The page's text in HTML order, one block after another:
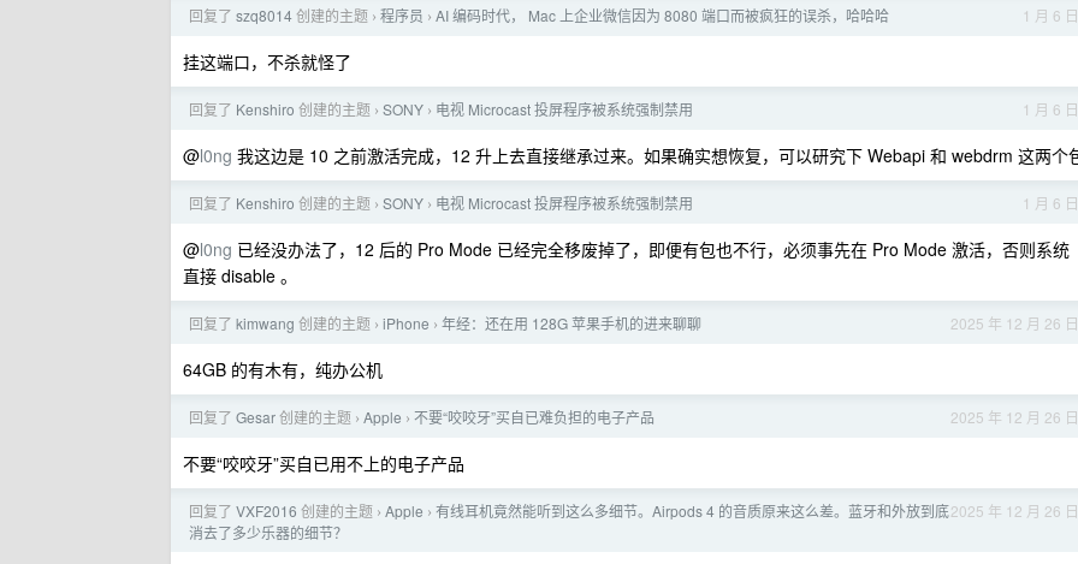
1 月 6 日
回复了 szq8014创建的主题 › 程序员 › AI 编码时代， Mac 上企业微信因为 8080 端口而被疯狂的误杀，哈哈哈
挂这端口，不杀就怪了
1 月 6 日
回复了 Kenshiro 创建的主题 › SONY › 电视 Microcast 投屏程序被系统强制禁用
@l0ng 我这边是 10 之前激活完成，12 升上去直接继承过来。如果确实想恢复，可以研究下 Webapi 和 webdrm 这两个
1 月 6 日
回复了 Kenshiro 创建的主题 › SONY › 电视 Microcast 投屏程序被系统强制禁用
@l0ng 已经没办法了，12 后的 Pro Mode 已经完全移废掉了，即便有包也不行，必须事先在 Pro Mode 激活，否则系统
直接 disable 。
2025 年 12 月 26 日
回复了 kimwang 创建的主题 › iPhone › 年经：还在用 128G 苹果手机的进来聊聊
64GB 的有木有，纯办公机
2025 年 12 月 26 日
回复了 Gesar创建的主题 › Apple › 不要“咬咬牙”买自已难负担的电子产品
不要“咬咬牙”买自已用不上的电子产品
2025 年 12 月 26 日
回复了 VXF2016 创建的主题 › Apple › 有线耳机竟然能听到这么多细节。Airpods 4 的音质原来这么差。蓝牙和外放到底
消去了多少乐器的细节？